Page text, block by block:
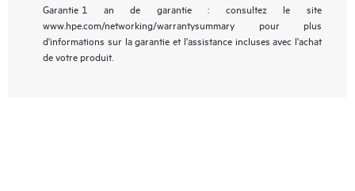
Garantie 1 an de garantie : consultez le site
www.hpe.com/networking/warrantysummary pour plus
d'informations sur la garantie et l'assistance incluses avec l'achat
de votre produit.